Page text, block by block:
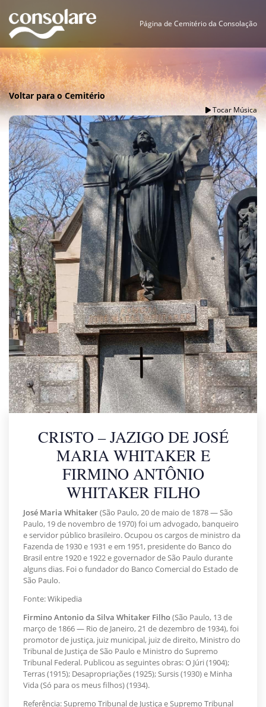
Página de Cemitério da Consolação
Voltar para o Cemitério
Tocar Música
CRISTO – JAZIGO DE JOSÉ
MARIA WHITAKER E
FIRMINO ANTÔNIO
WHITAKER FILHO
José Maria Whitaker(São Paulo, 20 de maio de 1878 — São
Paulo, 19 de novembro de 1970) foi um advogado, banqueiro
e servidor público brasileiro. Ocupou os cargos de ministro da
Fazenda de 1930 e 1931 e em 1951, presidente do Banco do
Brasil entre 1920 e 1922 e governador de São Paulo durante
alguns dias. Foi o fundador do Banco Comercial do Estado de
São Paulo.
Fonte: Wikipedia
Firmino Antonio da Silva Whitaker Filho(São Paulo, 13 de
março de 1866 — Rio de Janeiro, 21 de dezembro de 1934), foi
promotor de justiça, juiz municipal, juiz de direito, Ministro do
Tribunal de Justiça de São Paulo e Ministro do Supremo
Tribunal Federal. Publicou as seguintes obras: O Júri (1904);
Terras (1915); Desapropriações (1925); Sursis (1930) e Minha
Vida (Só para os meus filhos) (1934).
Referência: Supremo Tribunal de Justiça e Supremo Tribunal